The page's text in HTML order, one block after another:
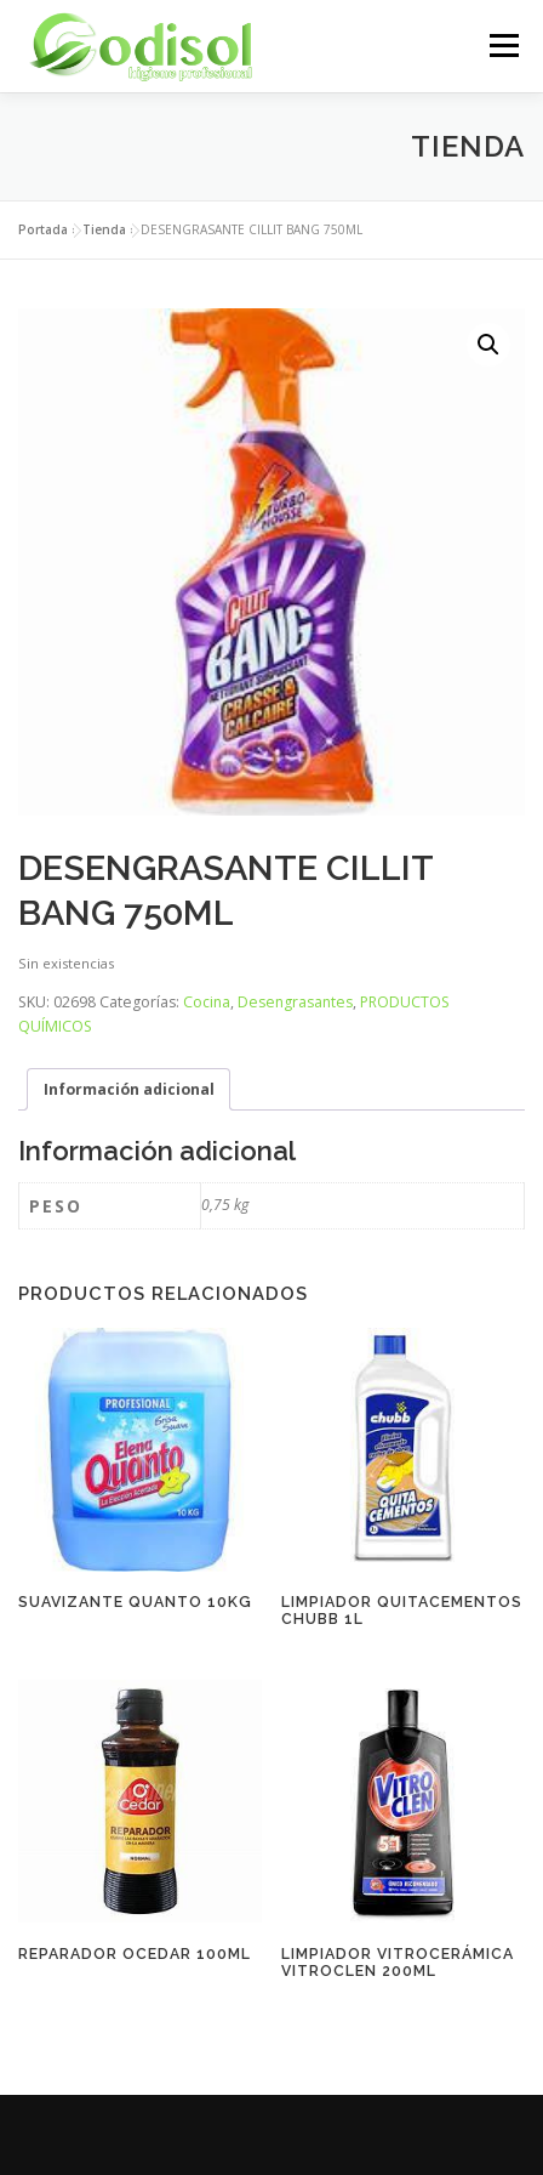
contenido
Menú
ÁREA CLIENTES CONTACTO
TIENDA
Portada »Tienda »DESENGRASANTE CILLIT BANG 750ML
DESENGRASANTE CILLIT
BANG 750ML
Sin existencias
SKU: 02698 Categorías: Cocina, Desengrasantes, PRODUCTOS
QUÍMICOS
Información adicional
Información adicional
PESO 0,75 kg
PRODUCTOS RELACIONADOS
SUAVIZANTE QUANTO 10KG
LIMPIADOR QUITACEMENTOS
CHUBB 1L
REPARADOR OCEDAR 100ML
LIMPIADOR VITROCERÁMICA
VITROCLEN 200ML